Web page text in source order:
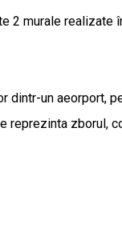
2 murale realizate
dintr-un
reprezinta zborul,